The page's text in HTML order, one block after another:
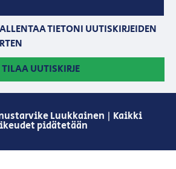
TIETONI UUTISKIRJEIDEN
TILAA UUTISKIRJE
Luukkainen | Kaikki
pidätetään